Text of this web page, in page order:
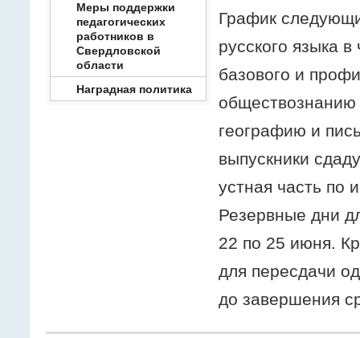
График
русского языка
базового и
географию и
выпускники
устная часть по
Резервные дни
22 по 25 июня.
для пересдачи
до завершения
Меры поддержки
педагогических
работников в
Свердловской
области
Наградная политика